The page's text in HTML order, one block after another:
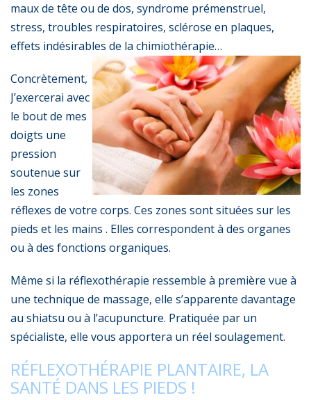
maux de tête ou de dos, syndrome prémenstruel,
stress, troubles respiratoires, sclérose en plaques,
effets indésirables de la chimiothérapie…
Concrètement,
J’exercerai avec
le bout de mes
doigts une
pression
soutenue sur
les zones
réflexes de votre corps. Ces zones sont situées sur les
pieds et les mains . Elles correspondent à des organes
ou à des fonctions organiques.
Même si la réflexothérapie ressemble à première vue à
une technique de massage, elle s’apparente davantage
au shiatsu ou à l’acupuncture. Pratiquée par un
spécialiste, elle vous apportera un réel soulagement.
RÉFLEXOTHÉRAPIE PLANTAIRE, LA
SANTÉ DANS LES PIEDS !